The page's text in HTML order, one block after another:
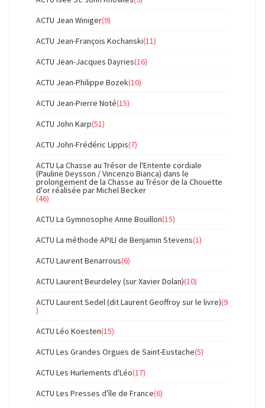
ACTU Jean Winiger(9)
ACTU Jean-François Kochanski(11)
ACTU Jean-Jacques Dayries(16)
ACTU Jean-Philippe Bozek(10)
ACTU Jean-Pierre Noté(15)
ACTU John Karp(51)
ACTU John-Frédéric Lippis(7)
ACTU La Chasse au Trésor de l'Entente cordiale
(Pauline Deysson / Vincenzo Bianca) dans le
prolongement de la Chasse au Trésor de la Chouette
d'or réalisée par Michel Becker
(46)
ACTU La Gymnosophe Anne Bouillon(15)
ACTU La méthode APILI de Benjamin Stevens(1)
ACTU Laurent Benarrous(6)
ACTU Laurent Beurdeley (sur Xavier Dolan)(10)
ACTU Laurent Sedel (dit Laurent Geoffroy sur le livre)(9
)
ACTU Léo Koesten(15)
ACTU Les Grandes Orgues de Saint-Eustache(5)
ACTU Les Hurlements d'Léo(17)
ACTU Les Presses d'île de France(6)